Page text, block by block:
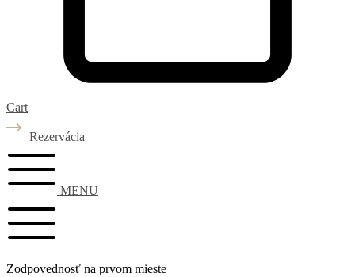
Cart
Rezervácia
MENU
Zodpovednosť na prvom mieste